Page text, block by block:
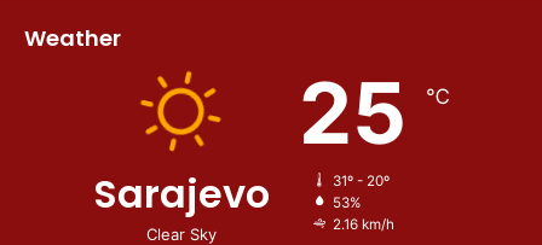
Weather
Sarajevo
Clear Sky
25 ℃
31º - 20º
53%
2.16 km/h